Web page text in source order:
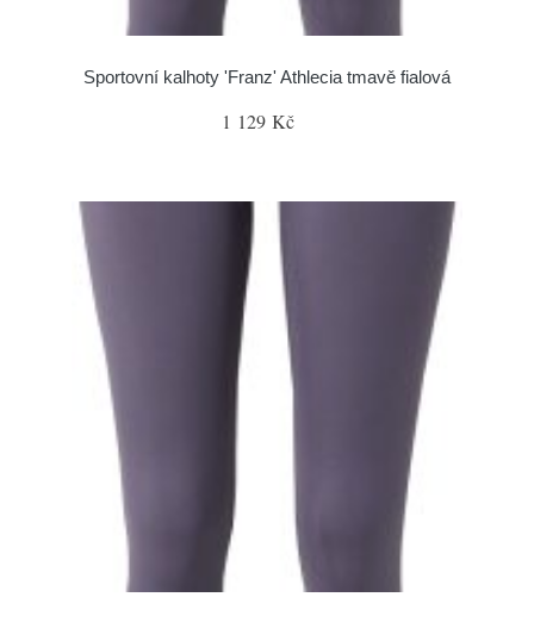
Sportovní kalhoty 'Franz' Athlecia tmavě fialová
1 129 Kč